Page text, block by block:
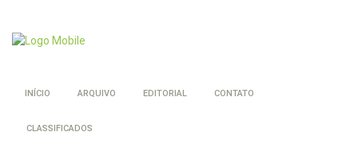
INÍCIO ARQUIVO EDITORIAL CONTATO
CLASSIFICADOS